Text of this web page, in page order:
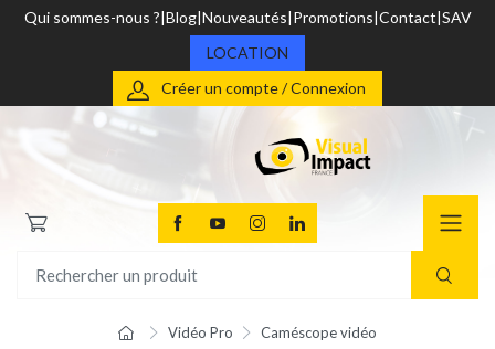
Qui sommes-nous ? Blog Nouveautés Promotions Contact SAV
LOCATION
Créer un compte / Connexion
Vidéo Pro
Caméscope vidéo